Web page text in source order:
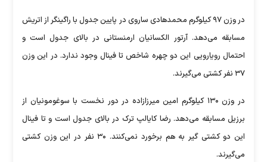
در وزن ۹۷ کیلوگرم محمدهادی ساروی در پایین جدول با راگینگر از اتریش
مسابقه می‌دهد. آرتور الکسانیان ارمنستانی در بالای جدول است و
احتمال رویارویی این دو چهره شاخص تا فینال وجود ندارد. در این وزن
۳۷ نفر کشتی می‌گیرند.
در وزن ۱۳۰ کیلوگرم امین میرزازاده در دور نخست با سوغومونیان از
برزیل مسابقه می‌دهد. رضا کایالپ ترک در بالای جدول است و تا فینال
این دو کشتی گیر به هم برخورد نمی‌کنند. ۳۰ نفر در این وزن کشتی
می‌گیرند.